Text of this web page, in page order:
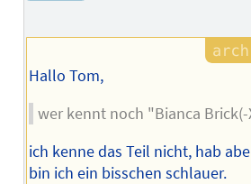
Hallo Tom,
wer kennt noch "Bianca Brick(-
ich kenne das Teil nicht, hab
bin ich ein bisschen schlauer.